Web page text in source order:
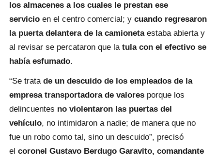
los almacenes a los cuales le prestan ese
servicio en el centro comercial; ycuando regresaron
la puerta delantera de la camionetaestaba abierta y
al revisar se percataron que latula con el efectivo se
había esfumado.
“Se tratade un descuido de los empleados de la
empresa transportadora de valores porque los
delincuentes no violentaron las puertas del
vehículo, no intimidaron a nadie; de manera que no
fue un robo como tal, sino un descuido”, precisó
elcoronel Gustavo Berdugo Garavito, comandante